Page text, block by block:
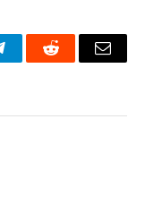
Reddit Email